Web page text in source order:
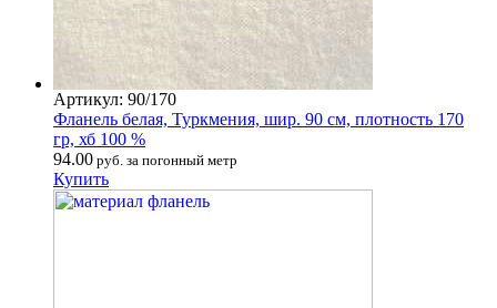
Артикул: 90/170
Фланель белая, Туркмения, шир. 90 см, плотность 170
гр, хб 100 %
94.00 руб. за погонный метр
Купить